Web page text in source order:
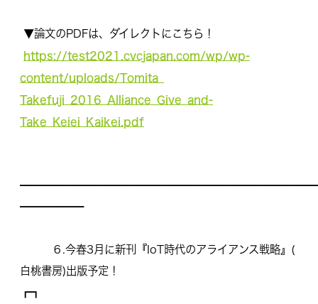
▼論文のPDFは、ダイレクトにこちら！
https://test2021.cvcjapan.com/wp/wp-
content/uploads/Tomita_
Takefuji_2016_Alliance_Give_ and-
Take_Keiei_Kaikei.pdf
━━━━━━
６.今春3月に新刊『IoT時代のアライアンス戦略』(
白桃書房)出版予定！
┏┓